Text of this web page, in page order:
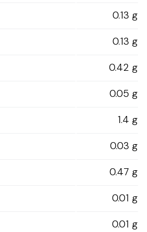
0.13 g
0.13 g
0.42 g
0.05 g
1.4 g
0.03 g
0.47 g
0.01 g
0.01 g